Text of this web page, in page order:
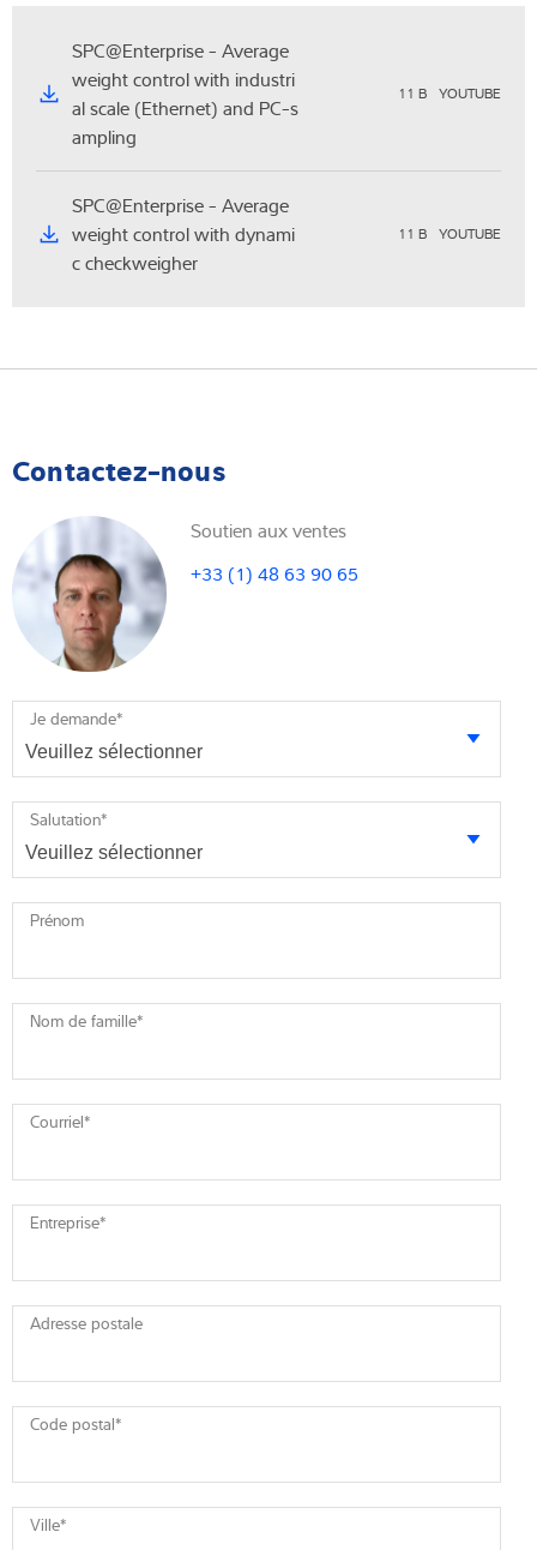
SPC@Enterprise - Average
weight control with industri
al scale (Ethernet) and PC-s
ampling
11 B YOUTUBE
SPC@Enterprise - Average
weight control with dynami
c checkweigher
11 B YOUTUBE
Contactez-nous
Soutien aux ventes
+33 (1) 48 63 90 65
Je demande*
Salutation*
Prénom
Nom de famille*
Courriel*
Entreprise*
Adresse postale
Code postal*
Ville*